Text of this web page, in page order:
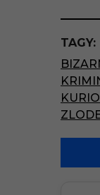
t
P
a
g
i
n
a
TAGY: